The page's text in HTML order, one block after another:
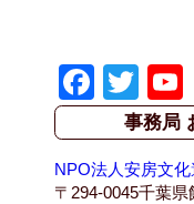
F
a
c
e
T
wi
tt
er
事務局
NPO法人安房文
〒294-0045千葉